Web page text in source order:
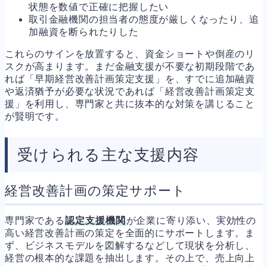
状態を数値で正確に把握したい
取引金融機関の担当者の態度が厳しくなったり、追
加融資を断られたりした
これらのサインを放置すると、資金ショートや倒産のリ
スクが高まります。まだ金融支援が不要な初期段階であ
れば「早期経営改善計画策定支援」を、すでに追加融資
や返済猶予が必要な状況であれば「経営改善計画策定支
援」を利用し、専門家と共に抜本的な対策を講じること
が賢明です。
受けられる主な支援内容
経営改善計画の策定サポート
専門家である認定支援機関が企業に寄り添い、実効性の
高い経営改善計画の策定を全面的にサポートします。ま
ず、ビジネスモデルを図解するなどして現状を分析し、
経営の根本的な課題を抽出します。その上で、売上向上